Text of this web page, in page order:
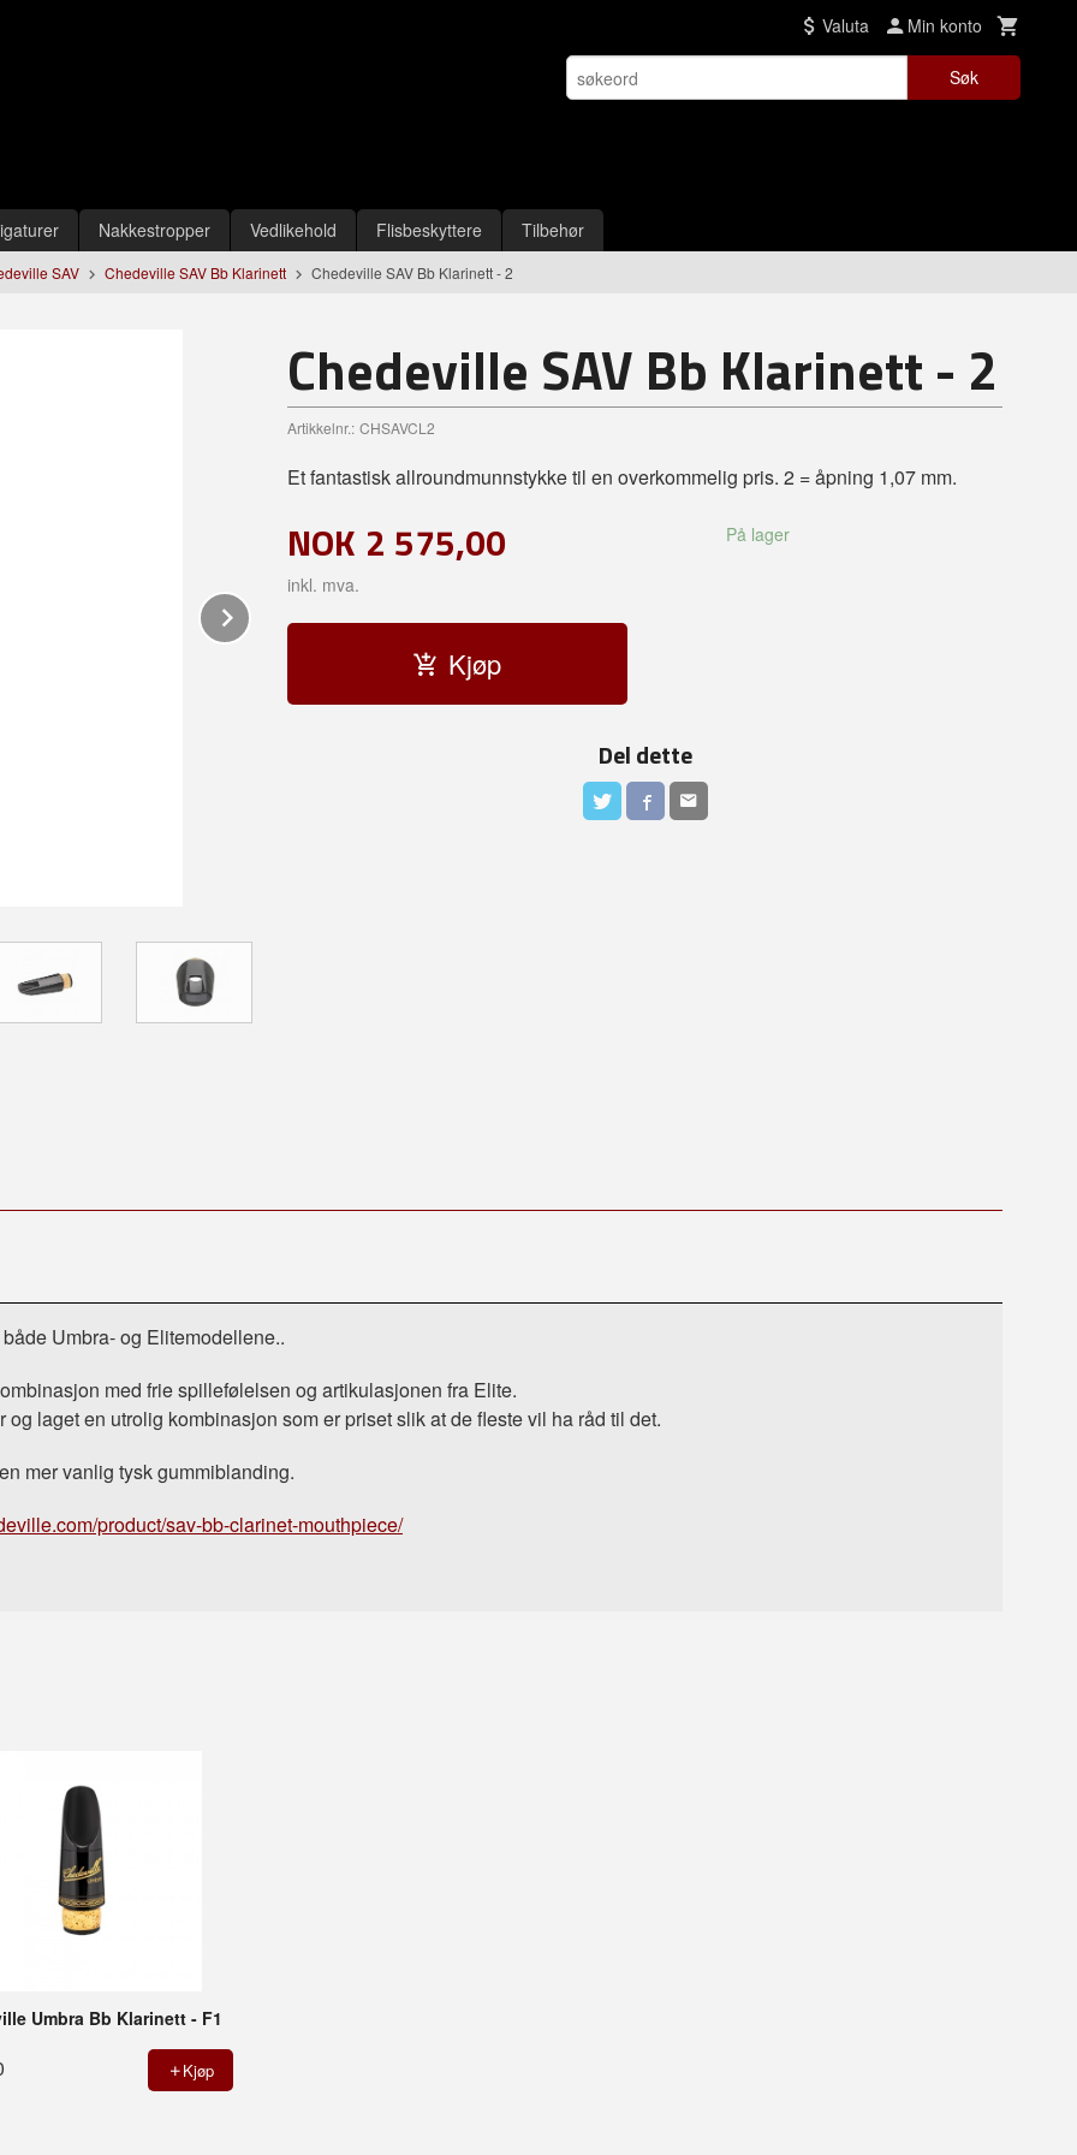
Valuta Min konto
Søk
Nakkestropper Vedlikehold Flisbeskyttere Tilbehør
SAV Chedeville SAV Bb Klarinett Chedeville SAV Bb Klarinett - 2
Next
Chedeville SAV Bb Klarinett - 2
Artikkelnr.: CHSAVCL2
Et fantastisk allroundmunnstykke til en overkommelig pris. 2 = åpning 1,07 mm.
NOK 2 575,00
inkl. mva.
På lager
Kjøp
Del dette
Umbra- og Elitemodellene..
med frie spillefølelsen og artikulasjonen fra Elite.
laget en utrolig kombinasjon som er priset slik at de fleste vil ha råd til det.
mer vanlig tysk gummiblanding.
product/sav-bb-clarinet-mouthpiece/
Umbra Bb Klarinett - F1
Kjøp